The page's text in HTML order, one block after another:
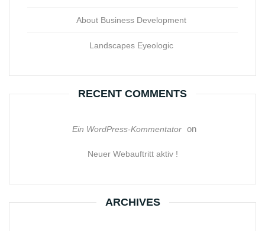
About Business Development
Landscapes Eyeologic
RECENT COMMENTS
Ein WordPress-Kommentator on
Neuer Webauftritt aktiv !
ARCHIVES